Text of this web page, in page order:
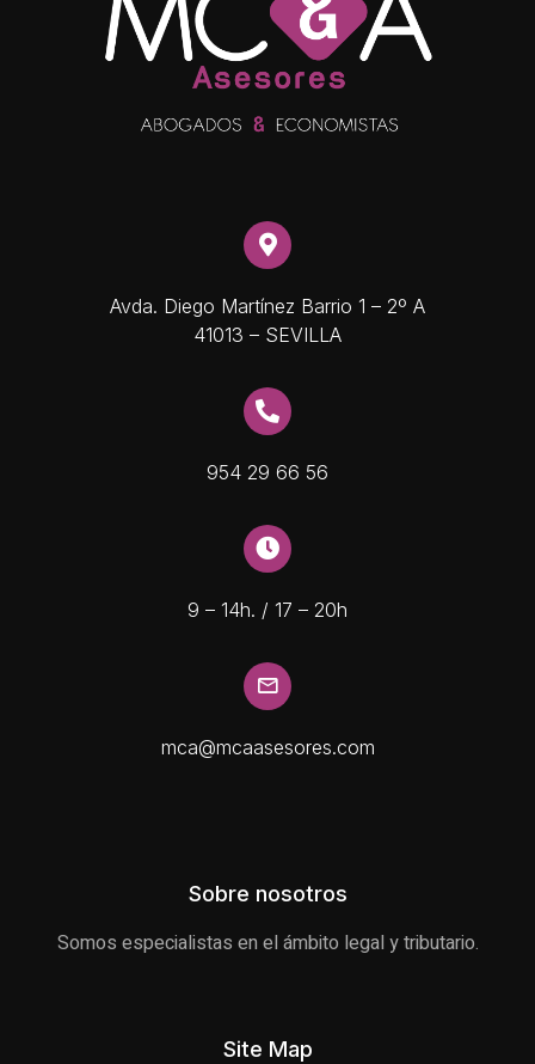
Avda. Diego Martínez Barrio 1 – 2º A
41013 – SEVILLA
954 29 66 56
9 – 14h. / 17 – 20h
mca@mcaasesores.com
Sobre nosotros
Somos especialistas en el ámbito legal y tributario.
Site Map